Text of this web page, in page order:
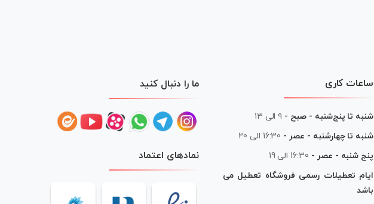
ساعات کاری
شنبه تا پنج‌شنبه - صبح - ۹ الی ۱۳
شنبه تا چهارشنبه - عصر - 16:30 الی 20
پنج شنبه - عصر - 16:30 الی 19
ایام تعطیلات رسمی فروشگاه تعطیل می
باشد
ما را دنبال کنید
نمادهای اعتماد